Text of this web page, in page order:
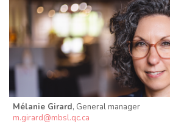
Mélanie Girard, General manager
m.girard@mbsl.qc.ca